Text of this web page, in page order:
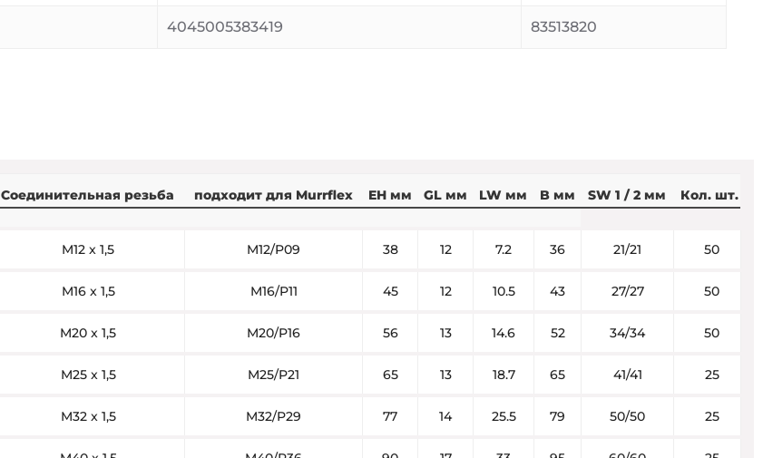
4045005383419 83513820
Соединительная резьба подходит для Murrflex EH мм GL мм LW мм B мм SW 1 / 2 мм Кол. шт.
M12 x 1,5 M12/P09 38 12 7.2 36 21/21 50
M16 x 1,5 M16/P11 45 12 10.5 43 27/27 50
M20 x 1,5 M20/P16 56 13 14.6 52 34/34 50
M25 x 1,5 M25/P21 65 13 18.7 65 41/41 25
M32 x 1,5 M32/P29 77 14 25.5 79 50/50 25